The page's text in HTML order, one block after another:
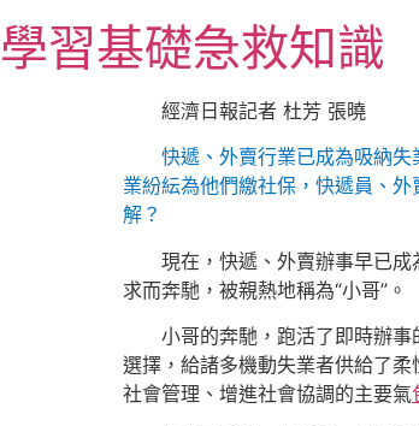
至
主
學習基礎急救知識
經濟日報記者 杜芳 張曉
快遞、外賣行業已成為吸納失
業紛紜為他們繳社保，快遞員、
解？
現在，快遞、外賣辦事早已
求而奔馳，被親熱地稱為“小哥”。
小哥的奔馳，跑活了即時辦
選擇，給諸多機動失業者供給了
社會管理、增進社會協調的主要氣